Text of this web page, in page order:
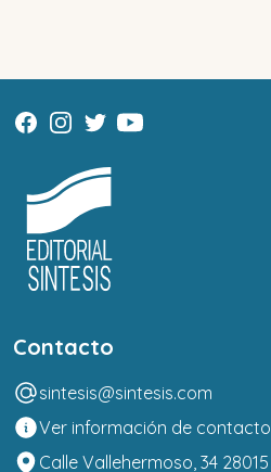
Contacto
sintesis@sintesis.com
Ver información de contacto
Calle Vallehermoso, 34 28015